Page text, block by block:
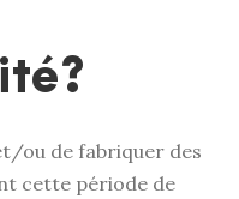
ou de fabriquer des
cette période de